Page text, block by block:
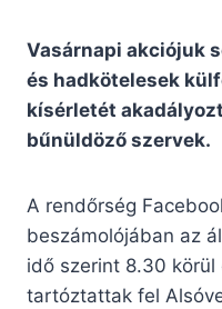
Vasárnapi akciójuk
és hadkötelesek
kísérletét
bűnüldöző szervek.
A rendőrség
beszámolójában az
idő szerint 8.30
tartóztattak fel